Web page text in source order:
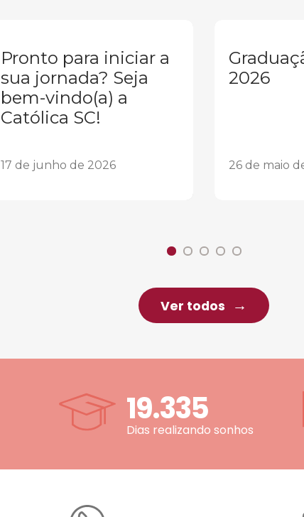
Pronto para iniciar a
sua jornada? Seja
bem-vindo(a) a
Católica SC!
17 de junho de 2026
2026
26 de maio
Ver todos
19.335
Dias realizando sonhos